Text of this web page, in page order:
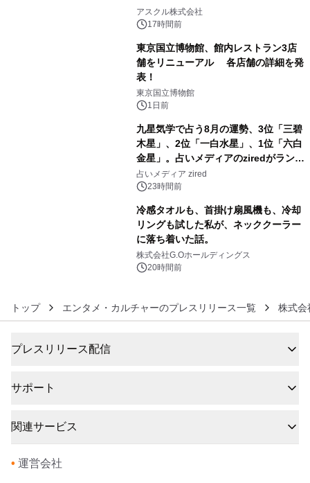
アスクル株式会社
17時間前
東京国立博物館、館内レストラン3店
舗をリニューアル 各店舗の詳細を発
表！
東京国立博物館
1日前
九星気学で占う8月の運勢、3位「三碧
木星」、2位「一白水星」、1位「六白
金星」。占いメディアのziredがランキ
ングを発表
占いメディア zired
23時間前
冷感タオルも、首掛け扇風機も、冷却
リングも試した私が、ネッククーラー
に落ち着いた話。
株式会社G.Oホールディングス
20時間前
トップ エンタメ・カルチャーのプレスリリース一覧 株式会
プレスリリース配信
サポート
関連サービス
• 運営会社